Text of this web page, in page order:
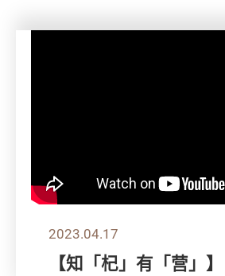
2023.04.17
【知「杞」有「营」】